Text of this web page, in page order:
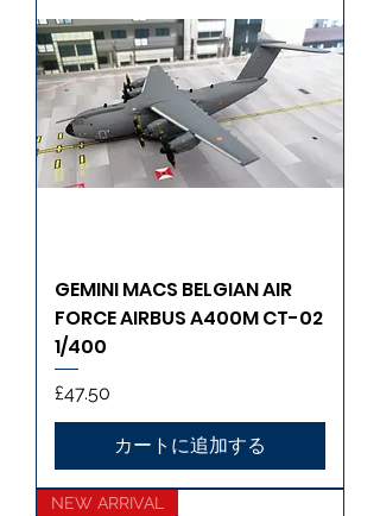
GEMINI MACS BELGIAN AIR
FORCE AIRBUS A400M CT-02
1/400
価格
£47.50
カートに追加する
NEW ARRIVAL